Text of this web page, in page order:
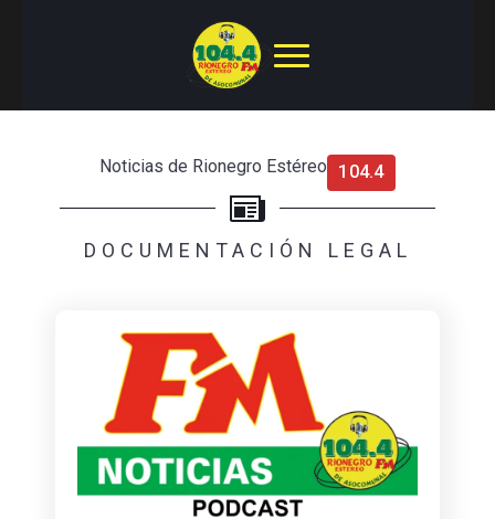
Noticias de Rionegro Estéreo 104.4
DOCUMENTACIÓN LEGAL